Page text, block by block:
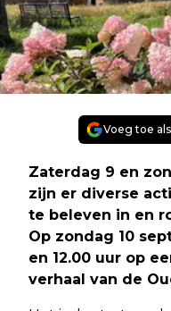
Voeg toe
Zaterdag 9 en
zijn er diverse
te beleven in en
Op zondag 10
en 12.00 uur op
verhaal van de